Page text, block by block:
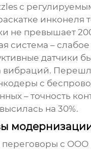
с
инконеля
не превышает
система – слабое
датчики
вибраций.
с
– точность
на 30%.
с ООО